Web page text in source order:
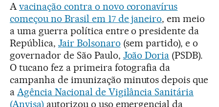
Avacinação contra o novo coronavírus
começou no Brasil em 17 de janeiro, em meio
a uma guerra política entre o presidente da
República, Jair Bolsonaro (sem partido), e o
governador de São Paulo, João Doria (PSDB).
O tucano fez a primeira fotografia da
campanha de imunização minutos depois que
a Agência Nacional de Vigilância Sanitária
(Anvisa) autorizou o uso emergencial da